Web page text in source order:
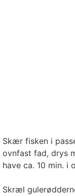
Skær fisken i
ovnfast fad, drys
have ca. 10 min. i
Skræl